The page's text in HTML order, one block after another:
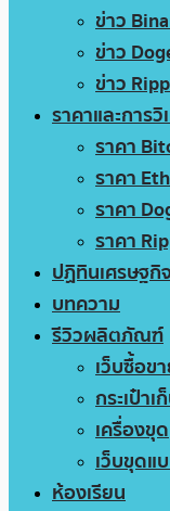
ข่าว
ข่าว
ข่าว
ราคาและการวิ
ราคา
ราคา
ราคา
ราคา
ปฏิทินเศรษฐกิ
บทความ
รีวิวผลิตภัณฑ์
เว็บซื้อข
กระเป๋า
เครื่องขุด
เว็บขุดแ
ห้องเรียน